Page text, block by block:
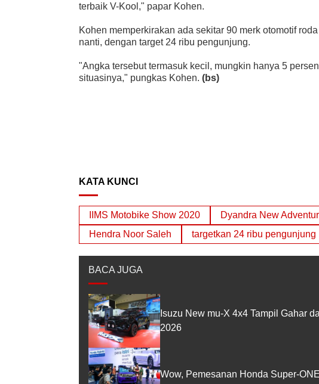
terbaik V-Kool," papar Kohen.
Kohen memperkirakan ada sekitar 90 merk otomotif
nanti, dengan target 24 ribu pengunjung.
"Angka tersebut termasuk kecil, mungkin hanya 5
situasinya," pungkas Kohen. (bs)
KATA KUNCI
IIMS Motobike Show 2020 Dyandra New
Hendra Noor Saleh
targetkan 24 ribu pengunjung
BACA JUGA
Isuzu New mu-X 4x4 Tampil Gahar
2026
Wow, Pemesanan Honda Super-